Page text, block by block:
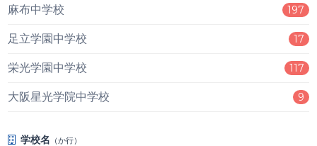
麻布中学校 197
足立学園中学校 17
栄光学園中学校 117
大阪星光学院中学校 9
学校名 （か行）